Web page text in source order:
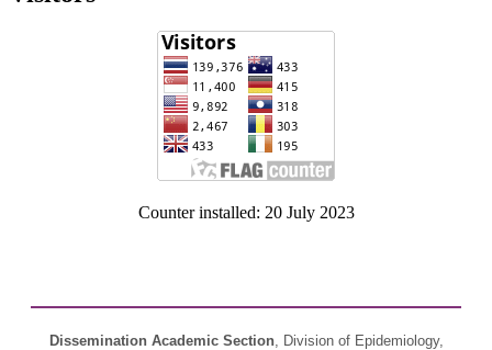
Counter installed: 20 July 2023
Dissemination Academic Section, Division of Epidemiology,